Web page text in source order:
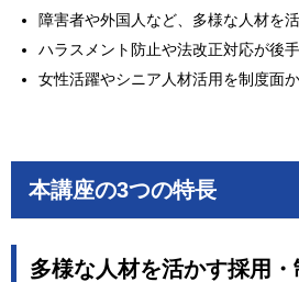
障害者や外国人など、多様な人材を
ハラスメント防止や法改正対応が後
女性活躍やシニア人材活用を制度面
本講座の3つの特長
多様な人材を活かす採用